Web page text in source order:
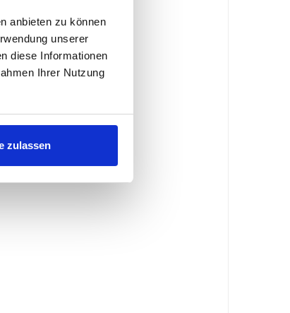
anbieten zu können
unserer
diese Informationen
Ihrer Nutzung
zulassen